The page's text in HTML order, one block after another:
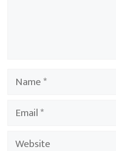
Name
Email
Website